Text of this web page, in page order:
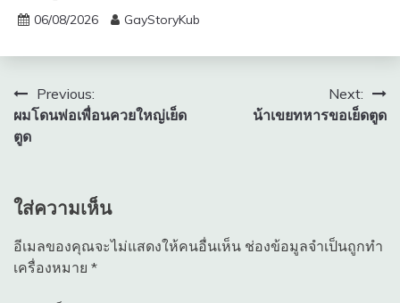
06/08/2026 GayStoryKub
แนะแนว
เรื่อง
Previous:
ผมโดนพ่อเพื่อนควยใหญ่เย็ด
ตูด
Next:
น้าเขยทหารขอเย็ดตูด
ใส่ความเห็น
อีเมลของคุณจะไม่แสดงให้คนอื่นเห็น ช่องข้อมูลจำเป็นถูกทำ
เครื่องหมาย *